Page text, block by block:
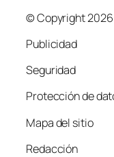
© Copyright
Publicidad
Seguridad
Protección de
Mapa del sitio
Redacción